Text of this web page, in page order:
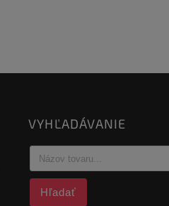
VYHĽADÁVANIE
Hľadať